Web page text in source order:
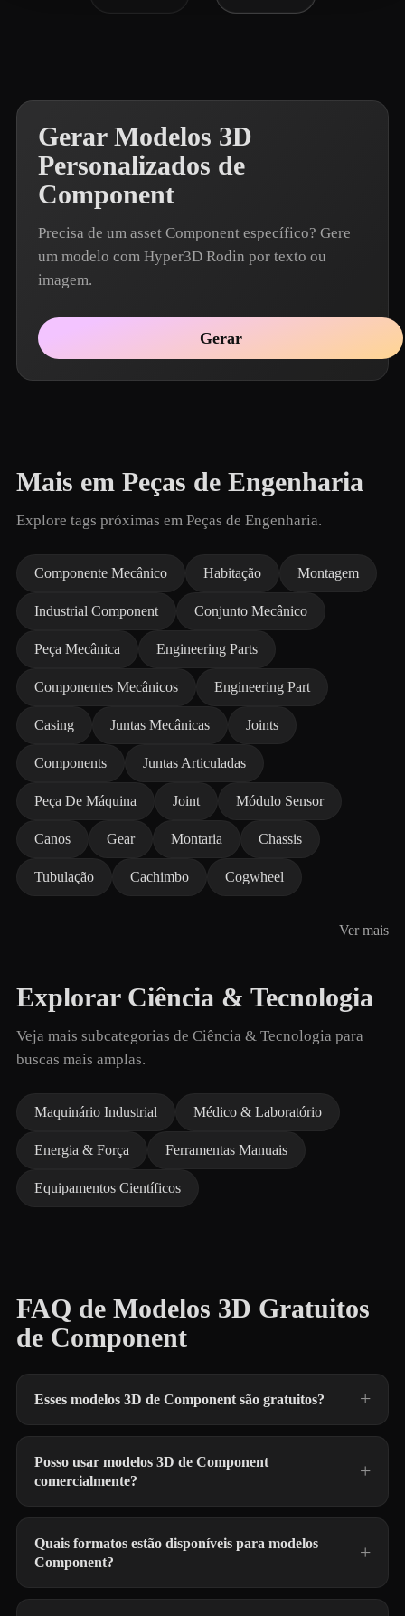
Gerar Modelos 3D
Personalizados de
Component
Precisa de um asset Component específico? Gere
um modelo com Hyper3D Rodin por texto ou
imagem.
Gerar
Mais em Peças de Engenharia
Explore tags próximas em Peças de Engenharia.
Componente Mecânico Habitação Montagem
Industrial Component Conjunto Mecânico
Peça Mecânica Engineering Parts
Componentes Mecânicos Engineering Part
Casing Juntas Mecânicas Joints
Components Juntas Articuladas
Peça De Máquina Joint Módulo Sensor
Canos Gear Montaria Chassis
Tubulação Cachimbo Cogwheel
Ver mais
Explorar Ciência & Tecnologia
Veja mais subcategorias de Ciência & Tecnologia para
buscas mais amplas.
Maquinário Industrial Médico & Laboratório
Energia & Força Ferramentas Manuais
Equipamentos Científicos
FAQ de Modelos 3D Gratuitos
de Component
Esses modelos 3D de Component são gratuitos?
Posso usar modelos 3D de Component
comercialmente?
Quais formatos estão disponíveis para modelos
Component?